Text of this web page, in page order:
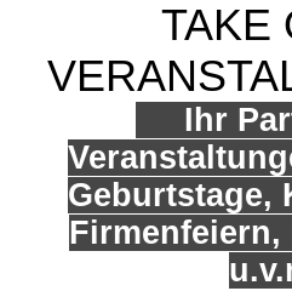
TAKE
Ihr
Geburtstage,
Firmenfeiern,